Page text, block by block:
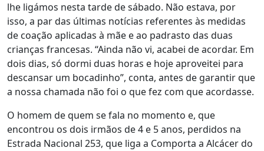
lhe ligámos nesta tarde de sábado. Não estava, por
isso, a par das últimas notícias referentes às medidas
de coação aplicadas à mãe e ao padrasto das duas
crianças francesas. “Ainda não vi, acabei de acordar. Em
dois dias, só dormi duas horas e hoje aproveitei para
descansar um bocadinho”, conta, antes de garantir que
a nossa chamada não foi o que fez com que acordasse.
O homem de quem se fala no momento e, que
encontrou os dois irmãos de 4 e 5 anos, perdidos na
Estrada Nacional 253, que liga a Comporta a Alcácer do